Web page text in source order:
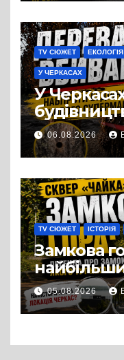
TV СЮЖЕТ ЕКОЛОГІЯ
У ЧЕРКАСАХ
У
дерева. І
можна
06.08.2026
TV СЮЖЕТ ІСТОРІЯ
Замкова
міф
05.08.2026